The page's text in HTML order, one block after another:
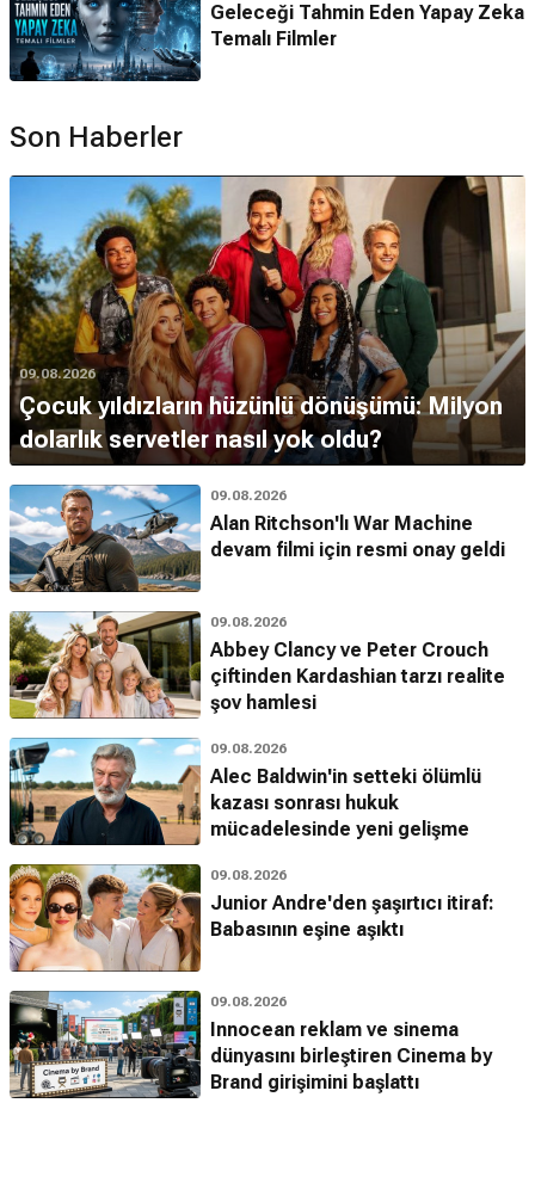
Geleceği Tahmin Eden Yapay Zeka
Temalı Filmler
Son Haberler
09.08.2026
Çocuk yıldızların hüzünlü dönüşümü: Milyon
dolarlık servetler nasıl yok oldu?
09.08.2026
Alan Ritchson'lı War Machine
devam filmi için resmi onay geldi
09.08.2026
Abbey Clancy ve Peter Crouch
çiftinden Kardashian tarzı realite
şov hamlesi
09.08.2026
Alec Baldwin'in setteki ölümlü
kazası sonrası hukuk
mücadelesinde yeni gelişme
09.08.2026
Junior Andre'den şaşırtıcı itiraf:
Babasının eşine aşıktı
09.08.2026
Innocean reklam ve sinema
dünyasını birleştiren Cinema by
Brand girişimini başlattı